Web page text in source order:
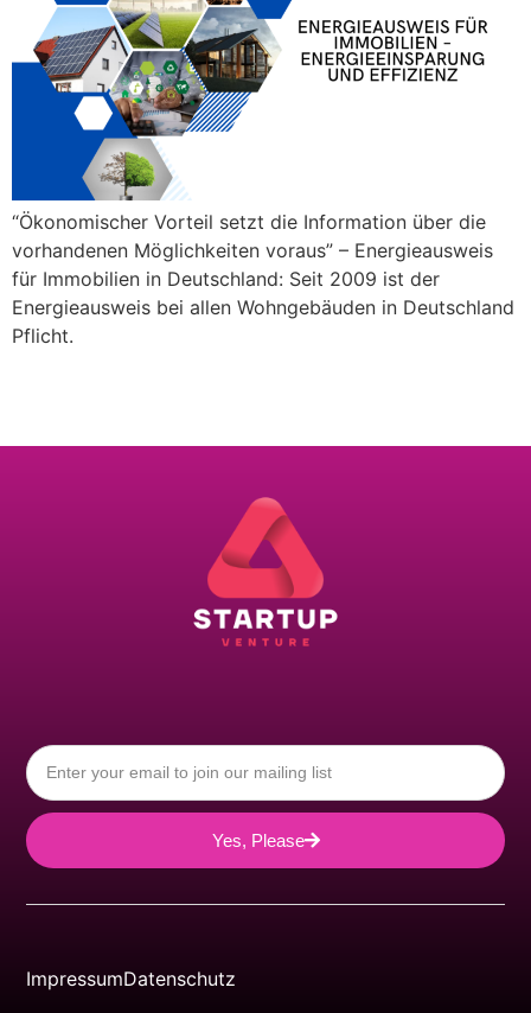
“Ökonomischer Vorteil setzt die Information über die
vorhandenen Möglichkeiten voraus” – Energieausweis
für Immobilien in Deutschland: Seit 2009 ist der
Energieausweis bei allen Wohngebäuden in Deutschland
Pflicht.
Yes, Please
ImpressumDatenschutz